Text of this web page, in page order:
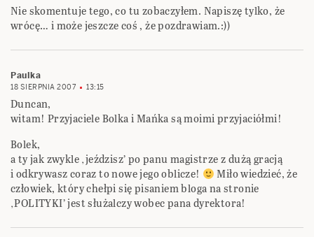
Nie skomentuje tego, co tu zobaczyłem. Napiszę tylko, że
wrócę… i może jeszcze coś , że pozdrawiam.:))
Paulka
18 SIERPNIA 2007 13:15
Duncan,
witam! Przyjaciele Bolka i Mańka są moimi przyjaciółmi!
Bolek,
a ty jak zwykle ‚jeździsz’ po panu magistrze z dużą gracją
i odkrywasz coraz to nowe jego oblicze!
Miło wiedzieć, że
człowiek, który chełpi się pisaniem bloga na stronie
‚POLITYKI’ jest służalczy wobec pana dyrektora!